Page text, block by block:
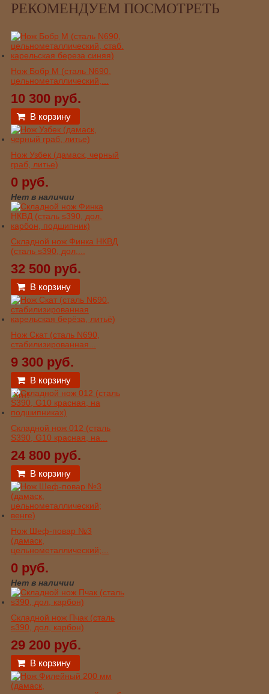
РЕКОМЕНДУЕМ ПОСМОТРЕТЬ
Нож Бобр М (сталь N690,
цельнометаллический,...
10 300 руб.
В корзину
Нож Узбек (дамаск, черный
граб, литье)
0 руб.
Нет в наличии
Складной нож Финка НКВД
(сталь s390, дол,...
32 500 руб.
В корзину
Нож Скат (сталь N690,
стабилизированная...
9 300 руб.
В корзину
Хит!
Складной нож 012 (сталь
S390, G10 красная, на...
24 800 руб.
В корзину
Нож Шеф-повар №3
(дамаск,
цельнометаллический;...
0 руб.
Нет в наличии
Складной нож Пчак (сталь
s390, дол, карбон)
29 200 руб.
В корзину